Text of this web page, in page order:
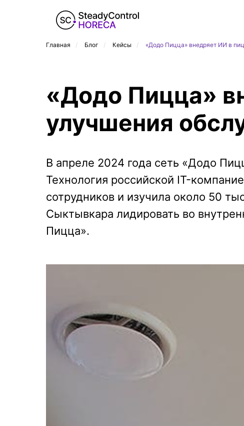
Главная / Блог / Кейсы / «Додо Пицца» внедряет ИИ в
«Додо Пицца»
улучшения
В апреле 2024 года сеть «Додо
Технология российской IT-
сотрудников и изучила около 50
Сыктывкара лидировать во
Пицца».